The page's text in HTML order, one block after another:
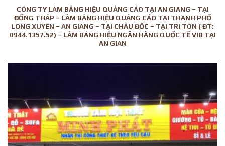
CÔNG TY LÀM BẢNG HIỆU QUẢNG CÁO TẠI AN GIANG – TẠI
ĐỒNG THÁP – LÀM BẢNG HIỆU QUẢNG CÁO TẠI THANH PHỐ
LONG XUYÊN – AN GIANG – TẠI CHÂU ĐỐC – TẠI TRI TÔN ( ĐT:
0944.1357.52) – LÀM BẢNG HIỆU NGÂN HÀNG QUỐC TẾ VIB TẠI
AN GIAN